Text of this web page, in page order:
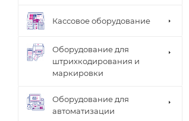
Кассовое оборудование
Оборудование для
штрихкодирования и
маркировки
Оборудование для
автоматизации